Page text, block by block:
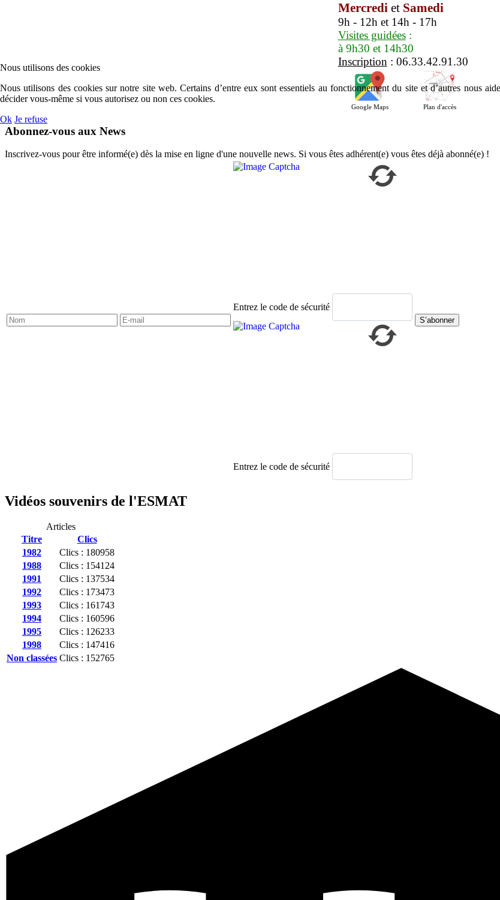
Mercredi et Samedi
9h - 12h et 14h - 17h
Visites guidées:
à 9h30 et 14h30
Inscription : 06.33.42.91.30
Google Maps Plan d'accès
Abonnez-vous aux News
Inscrivez-vous pour être informé(e) dès la mise en ligne d'une nouvelle news. Si vous êtes adhérent(e) vous êtes déjà abonné(e) !
Entrez le code de sécurité
Entrez le code de sécurité
S’abonner
Vidéos souvenirs de l'ESMAT
Articles
Titre
Clics
1982
Clics : 180958
1988
Clics : 154124
1991
Clics : 137534
1992
Clics : 173473
1993
Clics : 161743
1994
Clics : 160596
1995
Clics : 126233
1998
Clics : 147416
Non classées Clics : 152765
Nous utilisons des cookies
Nous utilisons des cookies sur notre site web. Certains d’entre eux sont essentiels au fonctionnement du site et d’autres nous
décider vous-même si vous autorisez ou non ces cookies.
Ok Je refuse